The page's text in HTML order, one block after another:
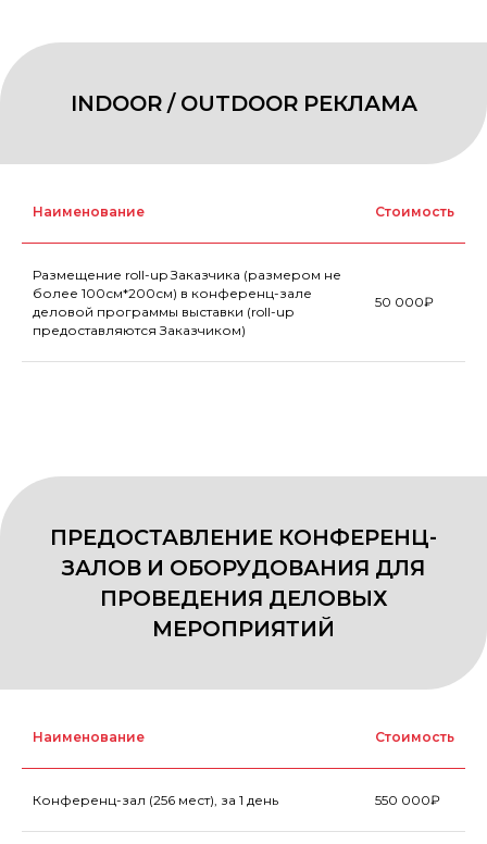
Наименование Стоимость
Размещение roll-up Заказчика (размером не
более 100см*200см) в конференц-зале
деловой программы выставки (roll-up
предоставляются Заказчиком)
50 000₽
Наименование Стоимость
Конференц-зал (256 мест), за 1 день 550 000₽
ПОСТОЯННЫЙ ПРОПУСК ДЛЯ
ТРАНСПОРТНОГО СРЕДСТВА
НА ВРЕМЯ ПРОВЕДЕНИЯ ВЫСТАВКИ
ДЕМОНТАЖА